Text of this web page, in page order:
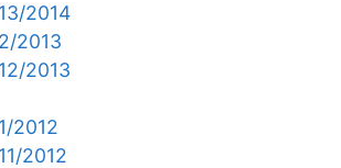
2014
2013
2013
2012
2012